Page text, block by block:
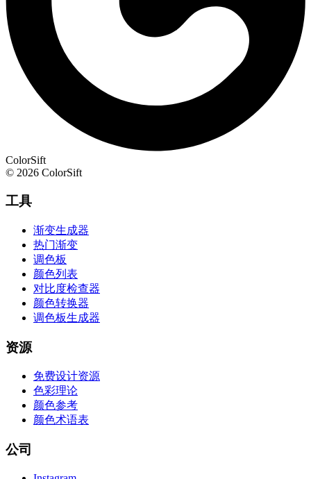
ColorSift
© 2026 ColorSift
工具
渐变生成器
热门渐变
调色板
颜色列表
对比度检查器
颜色转换器
调色板生成器
资源
免费设计资源
色彩理论
颜色参考
颜色术语表
公司